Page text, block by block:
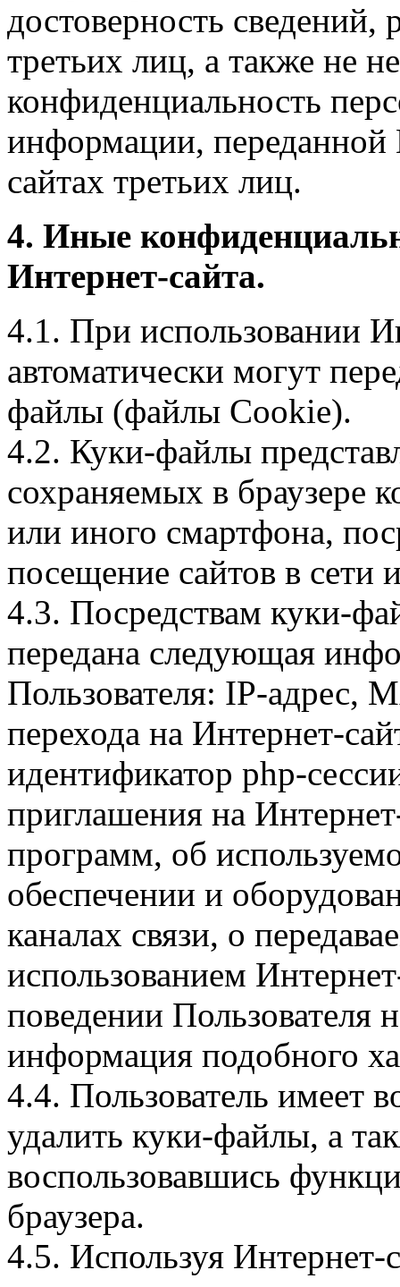
достоверность
третьих лиц, а также не
конфиденциальность
информации, переданной
сайтах третьих лиц.
4. Иные
Интернет-сайта.
4.1. При использовании
автоматически могут
файлы (файлы Cookie).
4.2. Куки-файлы
сохраняемых в браузере
или иного смартфона,
посещение сайтов в сети
4.3. Посредствам куки-
передана следующая
Пользователя: IP-адрес,
перехода на Интернет-
идентификатор php-
приглашения на
программ, об
обеспечении и
каналах связи, о
использованием
поведении Пользователя
информация подобного
4.4. Пользователь имеет
удалить куки-файлы, а
воспользовавшись
браузера.
4.5. Используя Интернет-